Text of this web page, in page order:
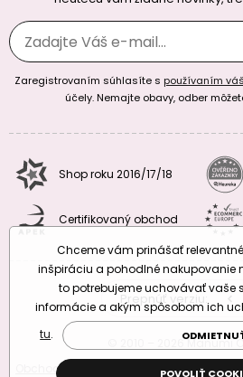
Zaregistrovaním súhlasíte s používaním
účely. Nemajte obavy, odber
Shop roku 2016/17/18
Certifikovaný obchod
Prepnúť verziu:
© 2010 – 2026 Manumi
Obchodné podmienky
Chceme vám prinášať
inšpiráciu a pohodlné nakupovanie
to potrebujeme uchovávať vaše
informácie a akým spôsobom ich
tu.
POVOLIŤ